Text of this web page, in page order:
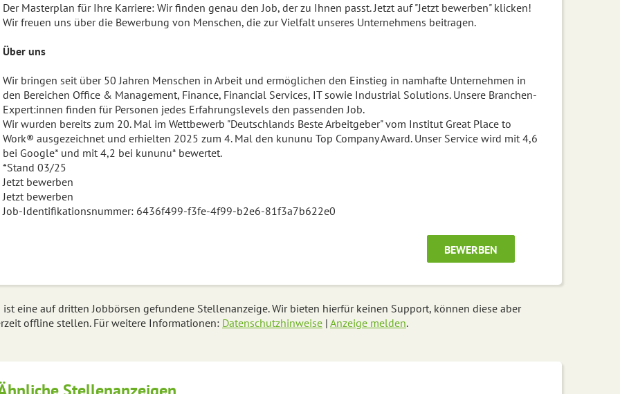
Der Masterplan für Ihre Karriere: Wir finden genau den Job, der zu Ihnen passt. Jetzt auf "Jetzt bewerben" klicken!
Wir freuen uns über die Bewerbung von Menschen, die zur Vielfalt unseres Unternehmens beitragen.
Über uns
Wir bringen seit über 50 Jahren Menschen in Arbeit und ermöglichen den Einstieg in namhafte Unternehmen in
den Bereichen Office & Management, Finance, Financial Services, IT sowie Industrial Solutions. Unsere Branchen-
Expert:innen finden für Personen jedes Erfahrungslevels den passenden Job.
Wir wurden bereits zum 20. Mal im Wettbewerb "Deutschlands Beste Arbeitgeber" vom Institut Great Place to
Work® ausgezeichnet und erhielten 2025 zum 4. Mal den kununu Top Company Award. Unser Service wird mit 4,6
bei Google* und mit 4,2 bei kununu* bewertet.
*Stand 03/25
Jetzt bewerben
Jetzt bewerben
Job-Identifikationsnummer: 6436f499-f3fe-4f99-b2e6-81f3a7b622e0
BEWERBEN
ist eine auf dritten Jobbörsen gefundene Stellenanzeige. Wir bieten hierfür keinen Support, können diese aber
offline stellen. Für weitere Informationen: Datenschutzhinweise | Anzeige melden.